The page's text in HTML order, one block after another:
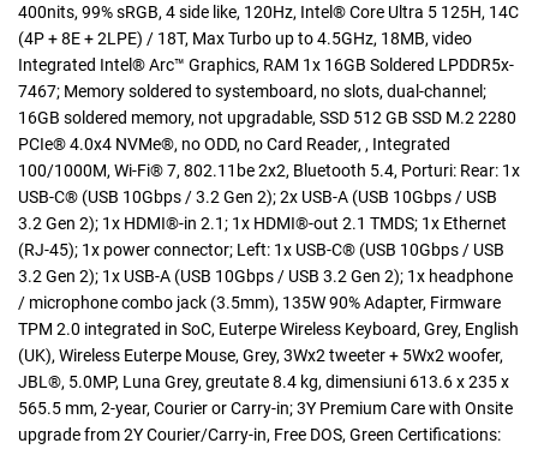
400nits, 99% sRGB, 4 side like, 120Hz, Intel® Core Ultra 5 125H, 14C
(4P + 8E + 2LPE) / 18T, Max Turbo up to 4.5GHz, 18MB, video
Integrated Intel® Arc™ Graphics, RAM 1x 16GB Soldered LPDDR5x-
7467; Memory soldered to systemboard, no slots, dual-channel;
16GB soldered memory, not upgradable, SSD 512 GB SSD M.2 2280
PCIe® 4.0x4 NVMe®, no ODD, no Card Reader, , Integrated
100/1000M, Wi-Fi® 7, 802.11be 2x2, Bluetooth 5.4, Porturi: Rear: 1x
USB-C® (USB 10Gbps / 3.2 Gen 2); 2x USB-A (USB 10Gbps / USB
3.2 Gen 2); 1x HDMI®-in 2.1; 1x HDMI®-out 2.1 TMDS; 1x Ethernet
(RJ-45); 1x power connector; Left: 1x USB-C® (USB 10Gbps / USB
3.2 Gen 2); 1x USB-A (USB 10Gbps / USB 3.2 Gen 2); 1x headphone
/ microphone combo jack (3.5mm), 135W 90% Adapter, Firmware
TPM 2.0 integrated in SoC, Euterpe Wireless Keyboard, Grey, English
(UK), Wireless Euterpe Mouse, Grey, 3Wx2 tweeter + 5Wx2 woofer,
JBL®, 5.0MP, Luna Grey, greutate 8.4 kg, dimensiuni 613.6 x 235 x
565.5 mm, 2-year, Courier or Carry-in; 3Y Premium Care with Onsite
upgrade from 2Y Courier/Carry-in, Free DOS, Green Certifications: